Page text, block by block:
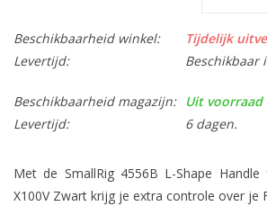
Beschikbaarheid winkel:
Tijdelijk
Levertijd:
Beschikbaar
Beschikbaarheid magazijn:
Uit voorraad
Levertijd:
6 dagen.
Met de SmallRig 4556B L-Shape
X100V Zwart krijg je extra controle over je